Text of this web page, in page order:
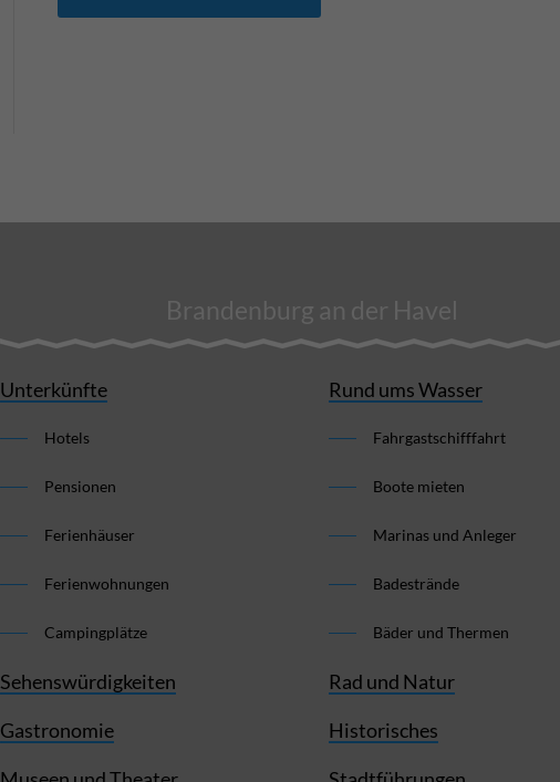
Brandenburg an der Havel
Unterkünfte
Hotels
Pensionen
Ferienhäuser
Ferienwohnungen
Campingplätze
Sehenswürdigkeiten
Gastronomie
Rund ums Wasser
Fahrgastschifffahrt
Boote mieten
Marinas und Anleger
Badestrände
Bäder und Thermen
Rad und Natur
Historisches